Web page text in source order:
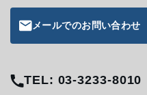
メールでのお問い合わせ
TEL: 03-3233-8010